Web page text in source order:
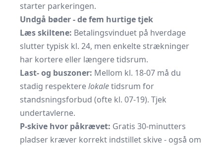
starter parkeringen.
Undgå bøder - de fem hurtige tjek
Læs skiltene: Betalingsvinduet på hverdage
slutter typisk kl. 24, men enkelte strækninger
har kortere eller længere tidsrum.
Last- og buszoner: Mellom kl. 18-07 må du
stadig respekterelokaletidsrum for
standsningsforbud (ofte kl. 07-19). Tjek
undertavlerne.
P-skive hvor påkrævet: Gratis 30-minutters
pladser kræver korrekt indstillet skive - også om